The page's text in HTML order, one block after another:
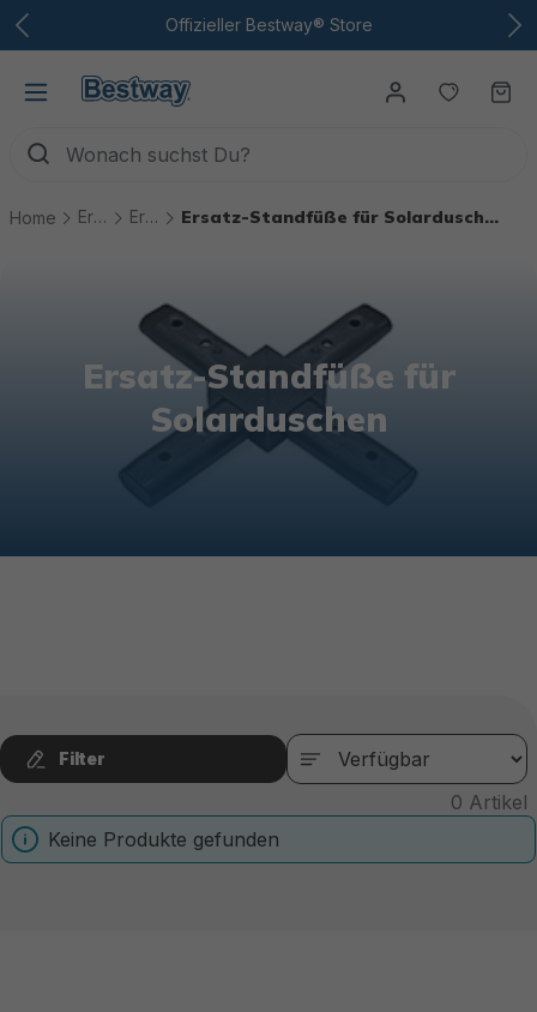
Zum Hauptinhalt Offizieller Bestway® Store
Du
Home Ersatzteile Ersatzteile Solarduschen Ersatz-Standfüße für Solarduschen
Ersatz-Standfüße für
Solarduschen
Filter
0 Artikel
Keine Produkte gefunden